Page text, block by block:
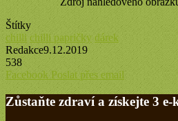
Štítky
chilli chilli papričky dárek
Redakce9.12.2019
538
Facebook Poslat přes emailTisknout
Zůstaňte zdraví a získejte 3